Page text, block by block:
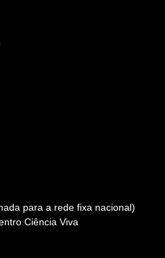
para a rede fixa nacional)
Ciência Viva